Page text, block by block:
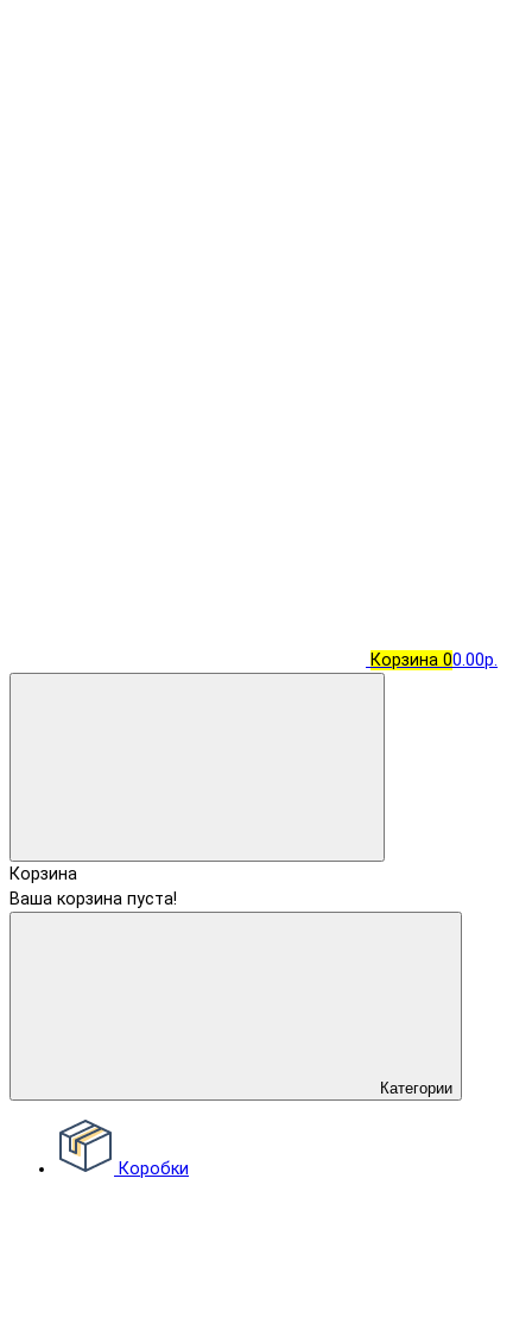
Корзина 00.00р.
Корзина
Ваша корзина пуста!
Категории
Коробки